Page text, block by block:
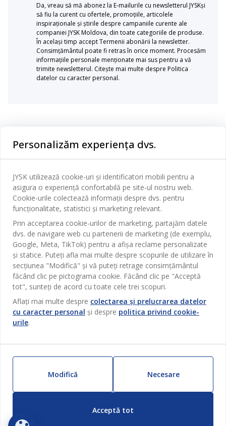
Da, vreau să mă abonez la E-mailurile cu newsletterul JYSKși
să fiu la curent cu ofertele, promoțiile, articolele
inspiraționale și știrile despre campaniile curente ale
companiei JYSK Moldova, din toate categoriile de produse.
În același timp accept Termenii abonării la newsletter.
Consimțământul poate fi retras în orice moment. Procesăm
informațiile personale menționate mai sus pentru a vă
trimite newsletterul. Citește mai multe despre Politica
datelor cu caracter personal.
Birou
Sufragerie
Bucătărie
Depozitare
Perdele
Grădină
Pentru casă
Outlet
Produse noi
ZILNIC PREȚ MIC
Contact Relații Clienți
Magazine și program
Broșură
Termeni si conditii vânzări online
Garantia prețului
Garanția Produselor
Politica de confidentialitate
Card cadou
Reclamații
JYSK
Despre JYSK
JYSK.com
Presă
Locuri de muncă
Newsletter
Inspirație
SEDIU CENTRAL
TAROL-DD S.R.L. str. Jubiliara, 41A mun. Chișinău, Republica
Moldova
JYSK BUSINESS TO BUSINESS
Vânzări și relații clienți persoane juridice
Telefon: 060 531 531
E-mail: jysk@jysk.md
JYSK RELAȚII CLIENȚI
Contact Relații Clienți
Telefon: 022 022 030
E-mail: support@jysk.md
Urmărește Jysk
Personalizăm experiența dvs.
JYSK utilizează cookie-uri și identificatori mobili pentru a
asigura o experiență confortabilă pe site-ul nostru web.
Cookie-urile colectează informații despre dvs. pentru
funcționalitate, statistici și marketing relevant.
Prin acceptarea cookie-urilor de marketing, partajăm datele
dvs. de navigare web cu partenerii de marketing (de exemplu,
Google, Meta, TikTok) pentru a afișa reclame personalizate
și statice. Puteți afla mai multe despre scopurile de utilizare în
secțiunea "Modifică" și vă puteți retrage consimțământul
făcând clic pe pictograma cookie. Făcând clic pe "Acceptă
tot", sunteți de acord cu toate cele trei scopuri.
Aflați mai multe despre colectarea și prelucrarea datelor
cu caracter personal și despre politica privind cookie-
urile.
Modifică Necesare
Acceptă tot